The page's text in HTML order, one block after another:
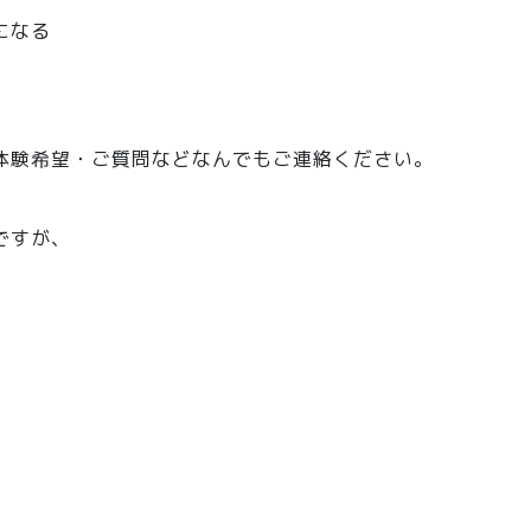
なる
希望・ご質問などなんでもご連絡ください。
が、